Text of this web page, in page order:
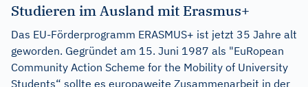
Studieren im Ausland mit Erasmus+
Das EU-Förderprogramm ERASMUS+ ist jetzt 35 Jahre alt
geworden. Gegründet am 15. Juni 1987 als "EuRopean
Community Action Scheme for the Mobility of University
Students“ sollte es europaweite Zusammenarbeit in der